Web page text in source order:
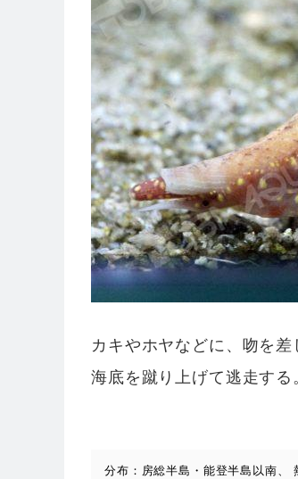
カキやホヤなどに、吻を
海底を蹴り上げて逃走する
分布：房総半島・能登半島以南、